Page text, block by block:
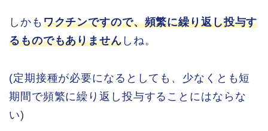
しかも ワクチンですので、頻繁に繰り返し投与す
るものでもありませんしね。
(定期接種が必要になるとしても、少なくとも短
期間で頻繁に繰り返し投与することにはならな
い)